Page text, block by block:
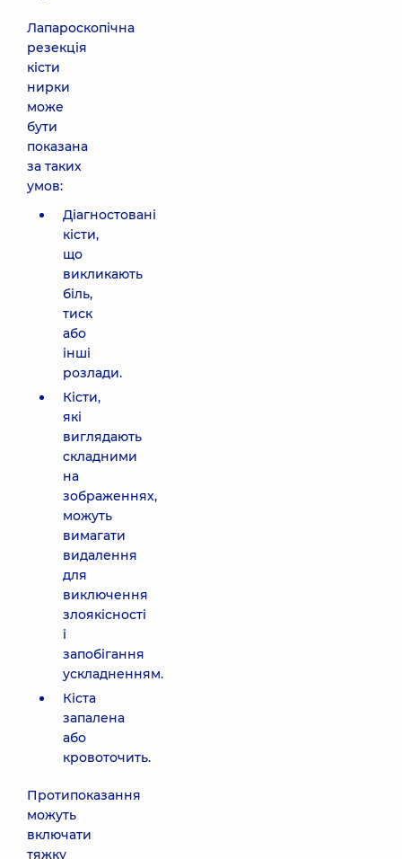
Лапароскопічна
резекція
кісти
нирки
може
бути
показана
за таких
умов:
Діагностовані
кісти,
що
викликають
біль,
тиск
або
інші
розлади.
Кісти,
які
виглядають
складними
на
зображеннях,
можуть
вимагати
видалення
для
виключення
злоякісності
і
запобігання
ускладненням.
Кіста
запалена
або
кровоточить.
Протипоказання
можуть
включати
тяжку